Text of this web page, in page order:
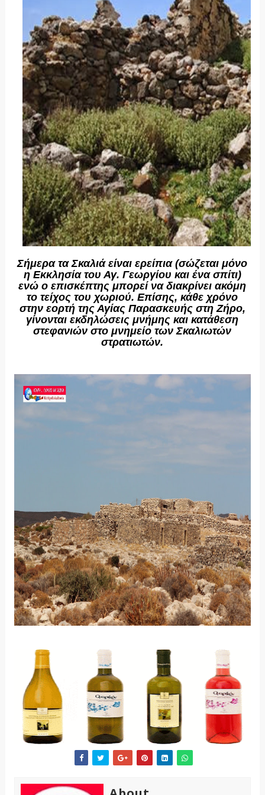
Σήμερα τα Σκαλιά είναι ερείπια (σώζεται μόνο
η Εκκλησία του Αγ. Γεωργίου και ένα σπίτι)
ενώ ο επισκέπτης μπορεί να διακρίνει ακόμη
το τείχος του χωριού. Επίσης, κάθε χρόνο
στην εορτή της Αγίας Παρασκευής στη Ζήρο,
γίνονται εκδηλώσεις μνήμης και κατάθεση
στεφανιών στο μνημείο των Σκαλιωτών
στρατιωτών.